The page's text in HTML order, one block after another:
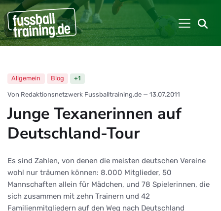
Allgemein Blog +1
Von Redaktionsnetzwerk Fussballtraining.de — 13.07.2011
Junge Texanerinnen auf
Deutschland-Tour
Es sind Zahlen, von denen die meisten deutschen Vereine
wohl nur träumen können: 8.000 Mitglieder, 50
Mannschaften allein für Mädchen, und 78 Spielerinnen, die
sich zusammen mit zehn Trainern und 42
Familienmitgliedern auf den Weg nach Deutschland